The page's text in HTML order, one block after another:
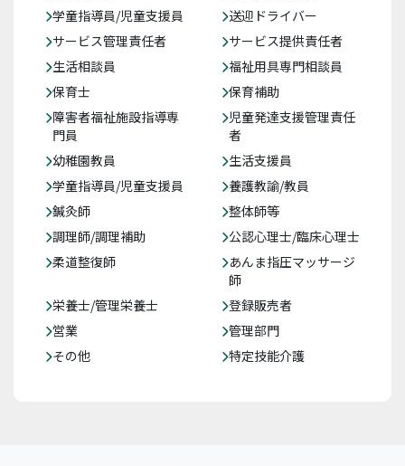
学童指導員/児童支援員
送迎ドライバー
サービス管理責任者
サービス提供責任者
生活相談員
福祉用具専門相談員
保育士
保育補助
障害者福祉施設指導専
門員
児童発達支援管理責任
者
幼稚園教員
生活支援員
学童指導員/児童支援員
養護教諭/教員
鍼灸師
整体師等
調理師/調理補助
公認心理士/臨床心理士
柔道整復師
あんま指圧マッサージ
師
栄養士/管理栄養士
登録販売者
営業
管理部門
その他
特定技能介護